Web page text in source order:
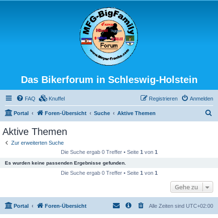
Das Bikerforum in Schleswig-Holstein
FAQ Knuffel Anmelden
Registrieren
Portal Foren-Übersicht Suche Aktive Themen
Aktive Themen
Zur erweiterten Suche
Die Suche ergab 0 Treffer • Seite 1 von 1
Es wurden keine passenden Ergebnisse gefunden.
Die Suche ergab 0 Treffer • Seite 1 von 1
Gehe zu
Portal Foren-Übersicht Alle Zeiten sind UTC+02:00